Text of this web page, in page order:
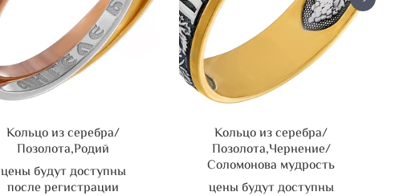
Кольцо из серебра/
Позолота,Родий
цены будут доступны
после регистрации
Кольцо из серебра/
Позолота,Чернение/
Соломонова мудрость
цены будут доступны